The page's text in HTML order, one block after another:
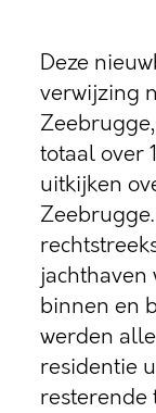
Deze
verwijzing
totaal over
uitkijken
jachthaven
binnen en
werden
residentie
resterende